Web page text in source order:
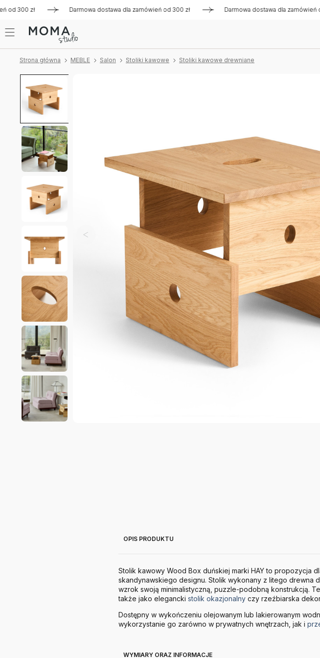
300 zł Darmowa dostawa dla zamówień od 300 zł Darmowa dostawa dla zamówień od
Strona główna MEBLE Salon Stoliki kawowe Stoliki kawowe drewniane
OPIS PRODUKTU
Stolik kawowy Wood Box duńskiej marki HAY to propozycja
skandynawskiego designu. Stolik wykonany z litego drewna
wzrok swoją minimalistyczną, puzzle-podobną konstrukcją.
także jako elegancki stolik okazjonalny czy rzeźbiarska
Dostępny w wykończeniu olejowanym lub lakierowanym
wykorzystanie go zarówno w prywatnych wnętrzach, jak i
WYMIARY ORAZ INFORMACJE